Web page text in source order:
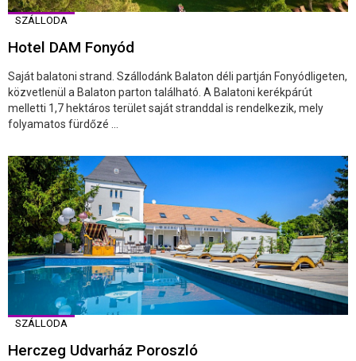
SZÁLLODA
Hotel DAM Fonyód
Saját balatoni strand. Szállodánk Balaton déli partján Fonyódligeten,
közvetlenül a Balaton parton található. A Balatoni kerékpárút
melletti 1,7 hektáros terület saját stranddal is rendelkezik, mely
folyamatos fürdőzé ...
SZÁLLODA
Herczeg Udvarház Poroszló